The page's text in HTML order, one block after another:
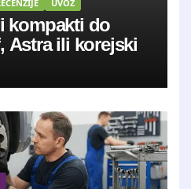
UVOZ
kompakti do
Astra ili korejski